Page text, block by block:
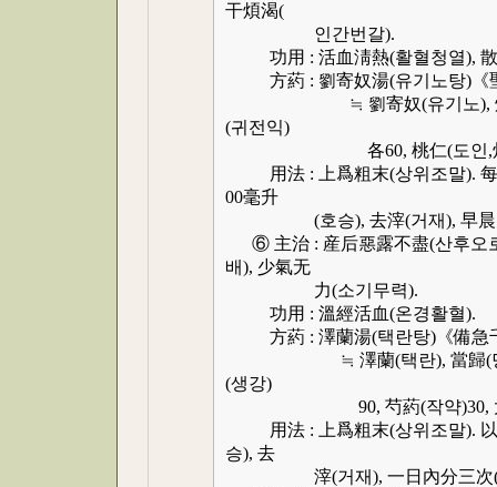
干煩渴(
인간번갈).
功用 : 活血淸熱(활혈청열), 散
方葯 : 劉寄奴湯(유기노탕)《
≒ 劉寄奴(유기노), 炒知母(
(귀전익)
各60, 桃仁(도인,炒
用法 : 上爲粗末(상위조말). 每
00毫升
(호승), 去滓(거재), 早晨空腹
⑥ 主治 : 産后惡露不盡(산후오
배), 少氣无
力(소기무력).
功用 : 溫經活血(온경활혈).
方葯 : 澤蘭湯(택란탕)《備急
≒ 澤蘭(택란), 當歸(당귀),
(생강)
90, 芍葯(작약)30, 大棗
用法 : 上爲粗末(상위조말). 以
승), 去
滓(거재), 一日內分三次(일